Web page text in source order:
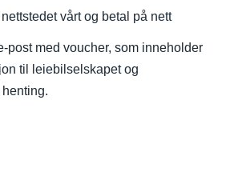
vårt og betal på nett
post med voucher, som inneholder
til leiebilselskapet og